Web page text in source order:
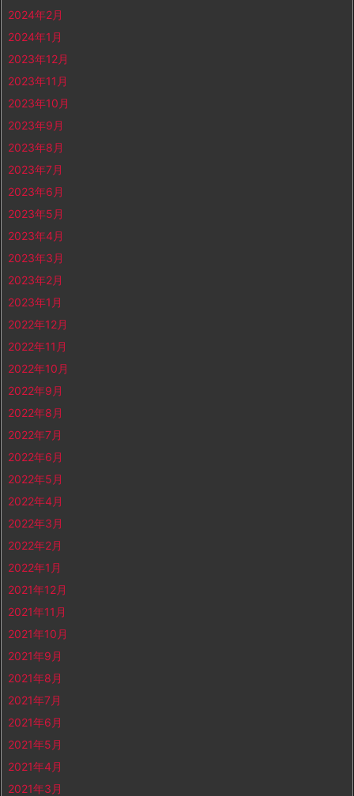
2024年2月
2024年1月
2023年12月
2023年11月
2023年10月
2023年9月
2023年8月
2023年7月
2023年6月
2023年5月
2023年4月
2023年3月
2023年2月
2023年1月
2022年12月
2022年11月
2022年10月
2022年9月
2022年8月
2022年7月
2022年6月
2022年5月
2022年4月
2022年3月
2022年2月
2022年1月
2021年12月
2021年11月
2021年10月
2021年9月
2021年8月
2021年7月
2021年6月
2021年5月
2021年4月
2021年3月